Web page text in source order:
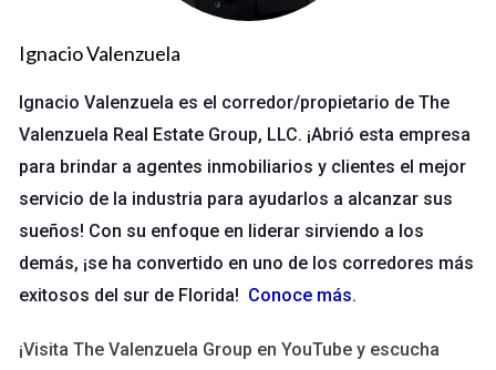
pueden incluir problemas financieros de la asociación de
propietarios, falta de reservas adecuadas o un porcentaje
Desventajas de la lista negra
Las desventajas de comprar un condominio en la lista negra
son evidentes y pueden incluir:
Financiamiento limitado o inexistente.
negativa.
Problemas de mantenimiento y administración.
Ignacio Valenzuela
Ignacio Valenzuela es el corredor/propietario de The
Valenzuela Real Estate Group, LLC. ¡Abrió esta empresa
para brindar a agentes inmobiliarios y clientes el mejor
servicio de la industria para ayudarlos a alcanzar sus
sueños! Con su enfoque en liderar sirviendo a los
demás, ¡se ha convertido en uno de los corredores más
exitosos del sur de Florida! Conoce más.
¡Visita The Valenzuela Group en YouTube y escucha